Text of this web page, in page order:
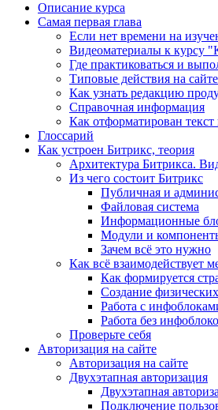
Описание курса
Самая первая глава
Если нет времени на
Видеоматериалы к курсу
Где практиковаться и
Типовые действия на сайте
Как узнать редакцию
Справочная информация
Как отформатирован текст
Глоссарий
Как устроен Битрикс, теория
Архитектура Битрикса.
Из чего состоит Битрикс
Публичная и
Файловая система
Информационные
Модули и
Зачем всё это нужно
Как всё взаимодействует
Как формируется
Создание
Работа с
Работа без
Проверьте себя
Авторизация на сайте
Авторизация на сайте
Двухэтапная авторизация
Двухэтапная
Подключение